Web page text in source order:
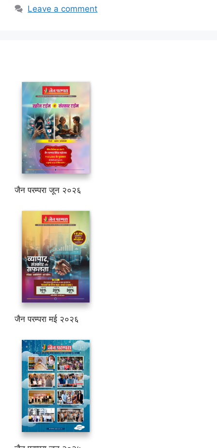
Leave a comment
जैन परम्परा जून २०२६
जैन परम्परा मई २०२६